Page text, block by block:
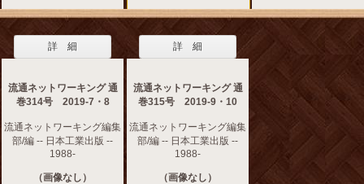
詳 細
流通ネットワーキング 通
巻314号 2019-7・8
流通ネットワーキング編集
部/編 -- 日本工業出版 --
1988-
（画像なし）
詳 細
流通ネットワーキング 通
巻315号 2019-9・10
流通ネットワーキング編集
部/編 -- 日本工業出版 --
1988-
（画像なし）